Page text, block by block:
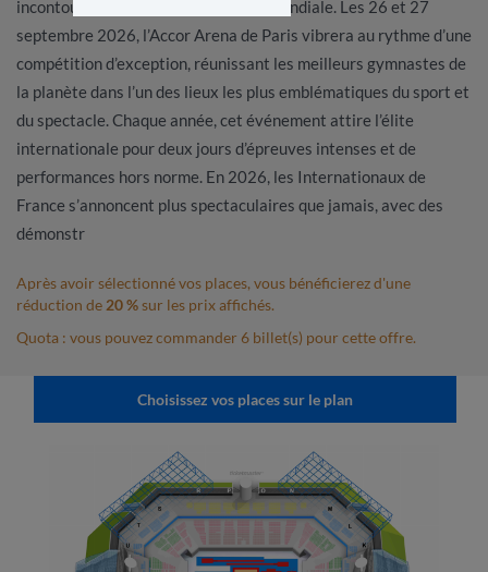
incontournables de la gymnastique mondiale. Les 26 et 27
septembre 2026, l’Accor Arena de Paris vibrera au rythme d’une
compétition d’exception, réunissant les meilleurs gymnastes de
la planète dans l’un des lieux les plus emblématiques du sport et
du spectacle. Chaque année, cet événement attire l’élite
internationale pour deux jours d’épreuves intenses et de
performances hors norme. En 2026, les Internationaux de
France s’annoncent plus spectaculaires que jamais, avec des
démonstr
Après avoir sélectionné vos places, vous bénéficierez d'une
réduction de 20 %sur les prix affichés.
Quota : vous pouvez commander 6 billet(s) pour cette offre.
Choisissez vos places sur le plan